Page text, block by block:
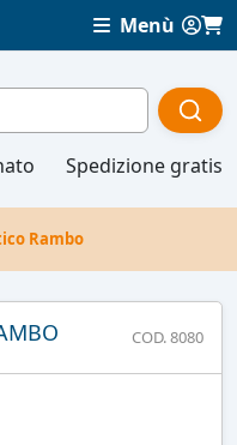
Menù
Spedizione gratis
Rambo
COD. 8080